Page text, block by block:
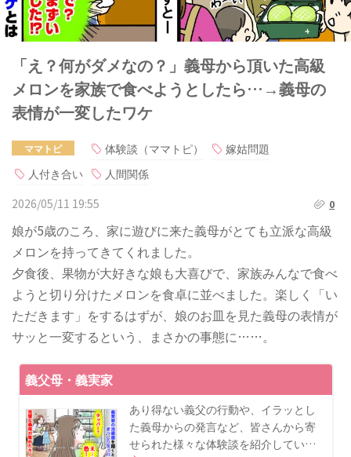
「え？何がダメなの？」義母から頂いた高級
メロンを家族で食べようとしたら…→義母の
表情が一変したワケ
ママトピ 体験談（ママトピ）
嫁姑問題
人付き合い
人間関係
2026/05/11 19:55
0
娘が5歳のころ、家に遊びに来た義母がとても立派な高級
メロンを持ってきてくれました。
夕食後、果物が大好きな娘も大喜びで、家族みんなで食べ
ようと切り分けたメロンを食卓に並べました。楽しく「い
ただきます」をするはずが、娘のお皿を見た義母の表情が
サッと一変するという、まさかの事態に……。
義父母・義実家
あり得ない義父の行動や、イラッとし
た義母からの発言など、皆さんから寄
せられた様々な体験談を紹介してい…